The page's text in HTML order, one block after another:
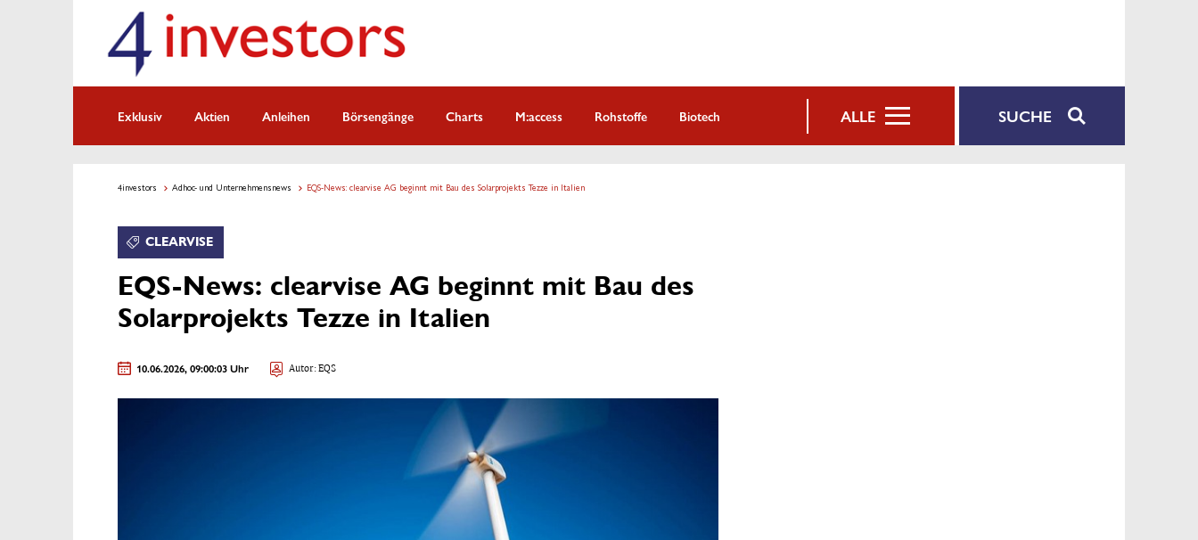
SUCHE
ALLE
Exklusiv Aktien Anleihen Börsengänge Charts M:access Rohstoffe Biotech
4investors Adhoc- und Unternehmensnews EQS-News: clearvise AG beginnt mit Bau des Solarprojekts Tezze in Italien
CLEARVISE
EQS-News: clearvise AG beginnt mit Bau des
Solarprojekts Tezze in Italien
10.06.2026, 09:00:03 Uhr Autor: EQS